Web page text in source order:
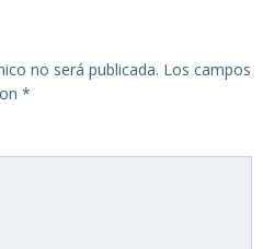
no será publicada. Los campos
*